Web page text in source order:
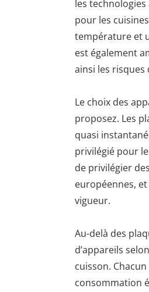
les technologies
pour les
température et
est également
ainsi les
Le choix des
proposez. Les
quasi
privilégié pour
de privilégier
européennes,
vigueur.
Au-delà des
d’appareils
cuisson.
consommation